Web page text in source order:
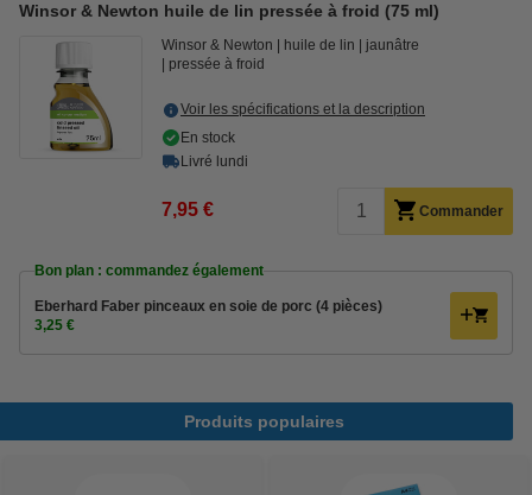
Winsor & Newton huile de lin pressée à froid (75 ml)
Winsor & Newton huile de lin
jaunâtre
pressée à froid
Voir les spécifications et la description
En stock
Livré lundi
7,95 € Commander
Bon plan : commandez également
Eberhard Faber pinceaux en soie de porc (4 pièces)
3,25 €
Produits populaires